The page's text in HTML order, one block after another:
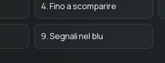
4. Fino a scomparire
9. Segnali nel blu